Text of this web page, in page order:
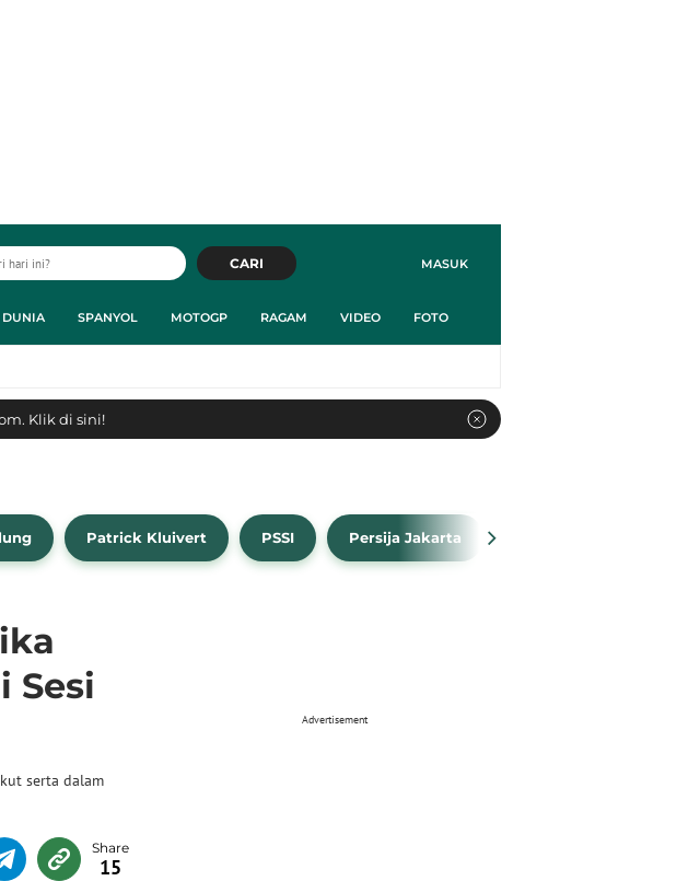
MASUK
CARI
DUNIA SPANYOL MOTOGP RAGAM VIDEO FOTO
Klik di sini!
Patrick Kluivert PSSI Persija Jakarta
Sesi
serta dalam
15
Advertisement